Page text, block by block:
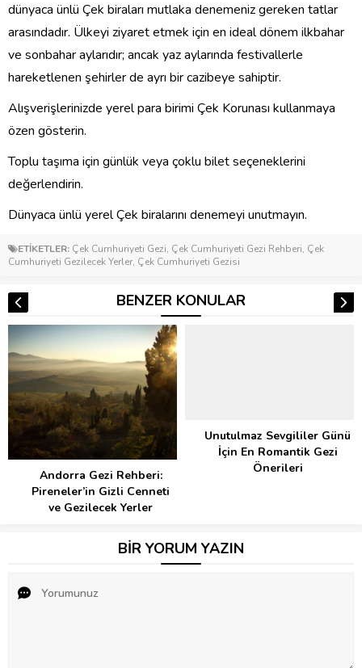
dünyaca ünlü Çek biraları mutlaka denemeniz gereken tatlar
arasındadır. Ülkeyi ziyaret etmek için en ideal dönem ilkbahar
ve sonbahar aylarıdır; ancak yaz aylarında festivallerle
hareketlenen şehirler de ayrı bir cazibeye sahiptir.
Alışverişlerinizde yerel para birimi Çek Korunası kullanmaya
özen gösterin.
Toplu taşıma için günlük veya çoklu bilet seçeneklerini
değerlendirin.
Dünyaca ünlü yerel Çek biralarını denemeyi unutmayın.
ETİKETLER: Çek Cumhuriyeti Gezi, Çek Cumhuriyeti Gezi Rehberi, Çek
Cumhuriyeti Gezilecek Yerler, Çek Cumhuriyeti Gezisi
BENZER KONULAR
Andorra Gezi Rehberi:
Pireneler’in Gizli Cenneti
ve Gezilecek Yerler
Unutulmaz Sevgililer Günü
İçin En Romantik Gezi
Önerileri
BİR YORUM YAZIN